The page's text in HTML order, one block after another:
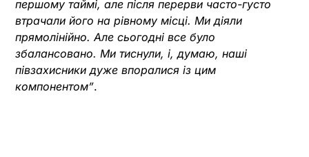
першому таймі, але після перерви часто-густо
втрачали його на рівному місці. Ми діяли
прямолінійно. Але сьогодні все було
збалансовано. Ми тиснули, і, думаю, наші
півзахисники дуже впоралися із цим
компонентом”.